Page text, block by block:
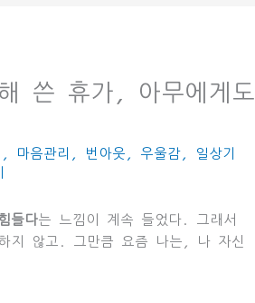
쓴 휴가, 아무에게도
, 마음관리 , 번아웃 , 우울감 ,
일상기
들다는 느낌이 계속 들었다. 그래서
지 않고. 그만큼 요즘 나는, 나 자신